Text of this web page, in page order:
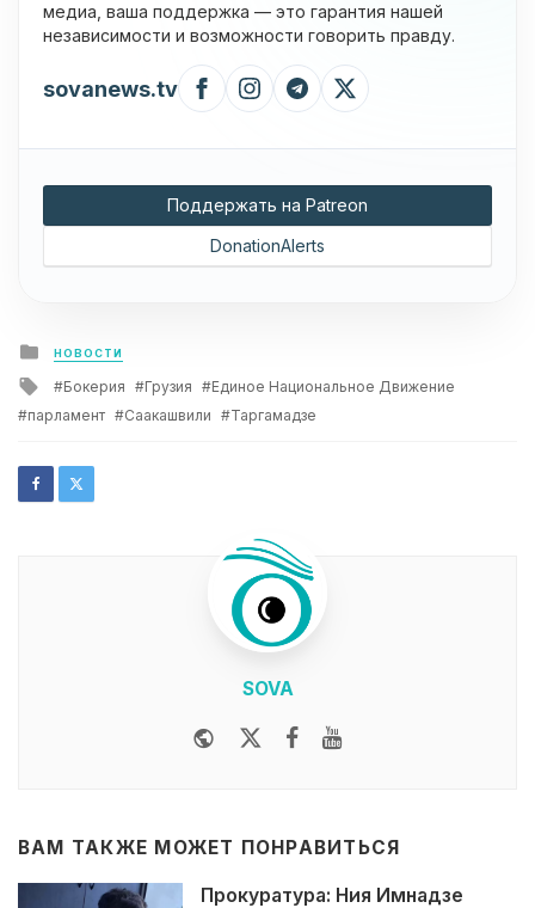
медиа, ваша поддержка — это гарантия нашей
независимости и возможности говорить правду.
sovanews.tv
Поддержать на Patreon
DonationAlerts
Posted
in
НОВОСТИ
Tagged
Бокерия Грузия
Единое Национальное Движение
парламент
Саакашвили Таргамадзе
SOVA
WebsiteTwitterFacebook
ВАМ ТАКЖЕ МОЖЕТ ПОНРАВИТЬСЯ
Прокуратура: Ния Имнадзе